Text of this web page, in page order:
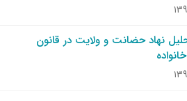
نهاد حضانت و ولایت در قانون